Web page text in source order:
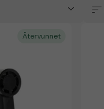
Återvunnet